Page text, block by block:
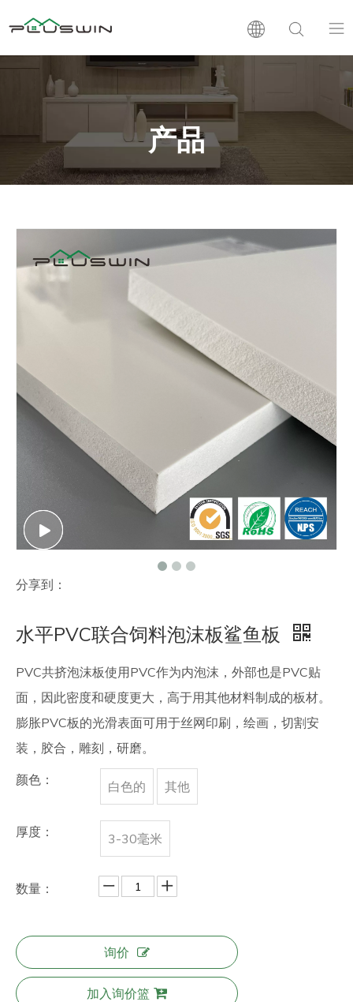
联系我们
产品
分享到：
水平PVC联合饲料泡沫板鲨鱼板
PVC共挤泡沫板使用PVC作为内泡沫，外部也是PVC贴
面，因此密度和硬度更大，高于用其他材料制成的板材。
膨胀PVC板的光滑表面可用于丝网印刷，绘画，切割安
装，胶合，雕刻，研磨。
颜色：
白色的 其他
厚度： 3-30毫米
数量：
询价
加入询价篮